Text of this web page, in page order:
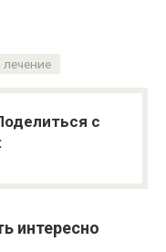
с
интересно